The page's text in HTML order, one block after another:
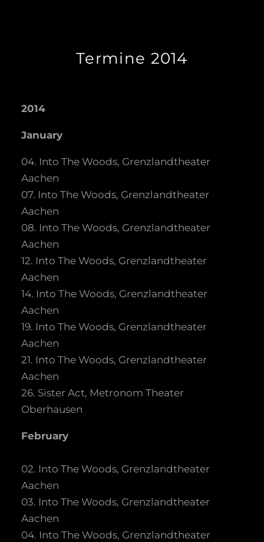
Termine 2014
2014
January
04. Into The Woods, Grenzlandtheater
Aachen
07. Into The Woods, Grenzlandtheater
Aachen
08. Into The Woods, Grenzlandtheater
Aachen
12. Into The Woods, Grenzlandtheater
Aachen
14. Into The Woods, Grenzlandtheater
Aachen
19. Into The Woods, Grenzlandtheater
Aachen
21. Into The Woods, Grenzlandtheater
Aachen
26. Sister Act, Metronom Theater
Oberhausen
February
02. Into The Woods, Grenzlandtheater
Aachen
03. Into The Woods, Grenzlandtheater
Aachen
04. Into The Woods, Grenzlandtheater